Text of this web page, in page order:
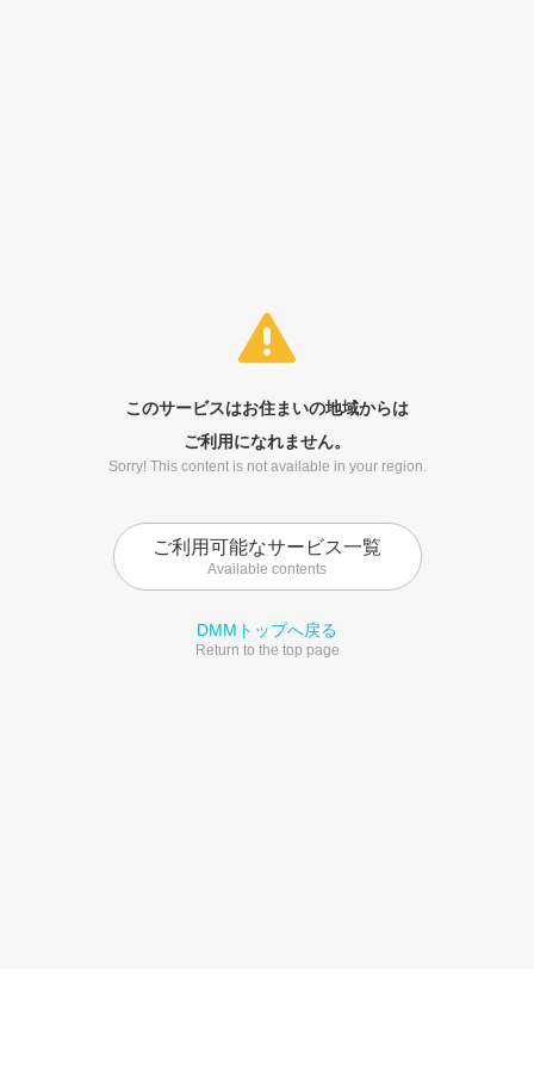
このサービスはお住まいの地域からは
ご利用になれません。
Sorry! This content is not available in your region.
ご利用可能なサービス一覧
Available contents
DMMトップへ戻る
Return to the top page